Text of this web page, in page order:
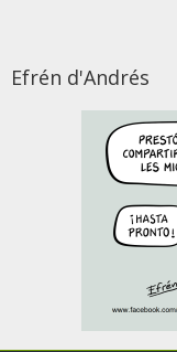
Efrén d'Andrés